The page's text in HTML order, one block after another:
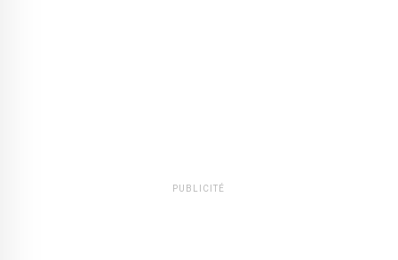
PUBLICITÉ